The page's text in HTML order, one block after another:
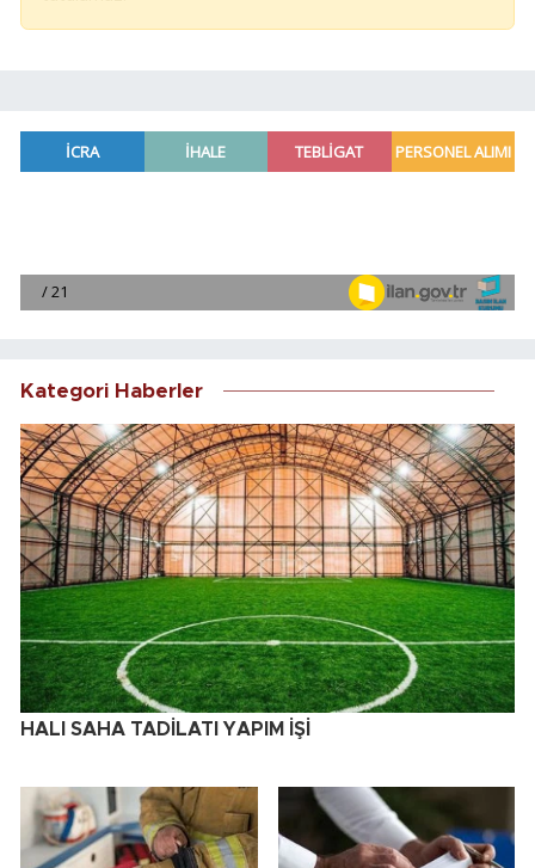
Kategori Haberler
HALI SAHA TADİLATI YAPIM İŞİ